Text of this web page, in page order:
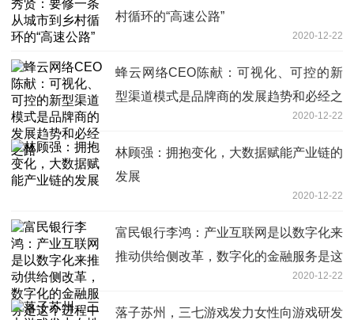
村循环的“高速公路”
2020-12-22
蜂云网络CEO陈献：可视化、可控的新
型渠道模式是品牌商的发展趋势和必经之
2020-12-22
林顾强：拥抱变化，大数据赋能产业链的
发展
2020-12-22
富民银行李鸿：产业互联网是以数字化来
推动供给侧改革，数字化的金融服务是这
2020-12-22
落子苏州，三七游戏发力女性向游戏研发